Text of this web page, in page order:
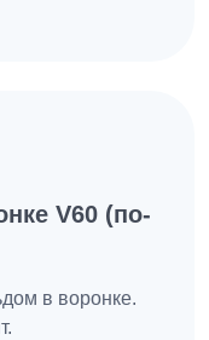
V60 (по-
в воронке.